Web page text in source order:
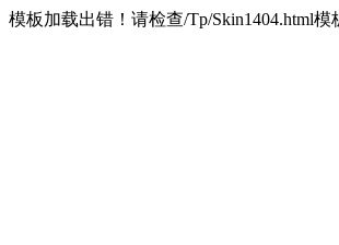
模板加载出错！请检查/Tp/Skin1404.html模